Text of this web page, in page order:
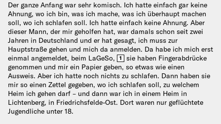
Der ganze Anfang war sehr komisch. Ich hatte einfach gar keine
Ahnung, wo ich bin, was ich mache, was ich überhaupt machen
soll, wo ich schlafen soll. Ich hatte einfach keine Ahnung. Aber
dieser Mann, der mir geholfen hat, war damals schon seit zwei
Jahren in Deutschland und er hat gesagt, ich muss zur
Hauptstraße gehen und mich da anmelden. Da habe ich mich erst
einmal angemeldet, beim LaGeSo,
1
sie haben Fingerabdrücke
genommen und mir ein Papier geben, so etwas wie einen
Ausweis. Aber ich hatte noch nichts zu schlafen. Dann haben sie
mir so einen Zettel gegeben, wo ich schlafen soll, zu welchem
Heim ich gehen darf – und dann war ich in einem Heim in
Lichtenberg, in Friedrichsfelde-Ost. Dort waren nur geflüchtete
Jugendliche unter 18.